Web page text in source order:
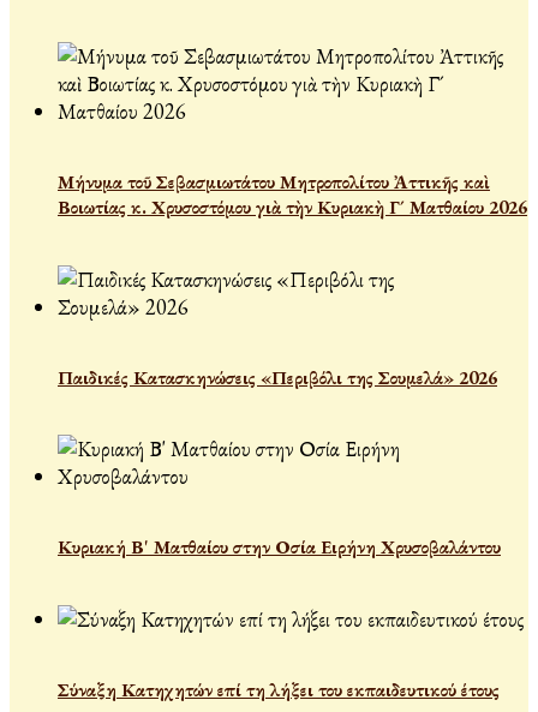
Μήνυμα τοῦ Σεβασμιωτάτου Μητροπολίτου Ἀττικῆς καὶ
Βοιωτίας κ. Χρυσοστόμου γιὰ τὴν Κυριακὴ Γ´ Ματθαίου 2026
Παιδικές Κατασκηνώσεις «Περιβόλι της Σουμελά» 2026
Κυριακή Β' Ματθαίου στην Οσία Ειρήνη Χρυσοβαλάντου
Σύναξη Κατηχητών επί τη λήξει του εκπαιδευτικού έτους